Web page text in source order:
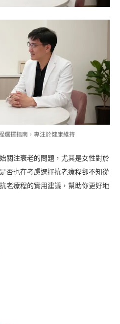
選擇指南，專注於健康維持
關注衰老的問題，尤其是女性對於
否也在考慮選擇抗老療程卻不知從
老療程的實用建議，幫助你更好地